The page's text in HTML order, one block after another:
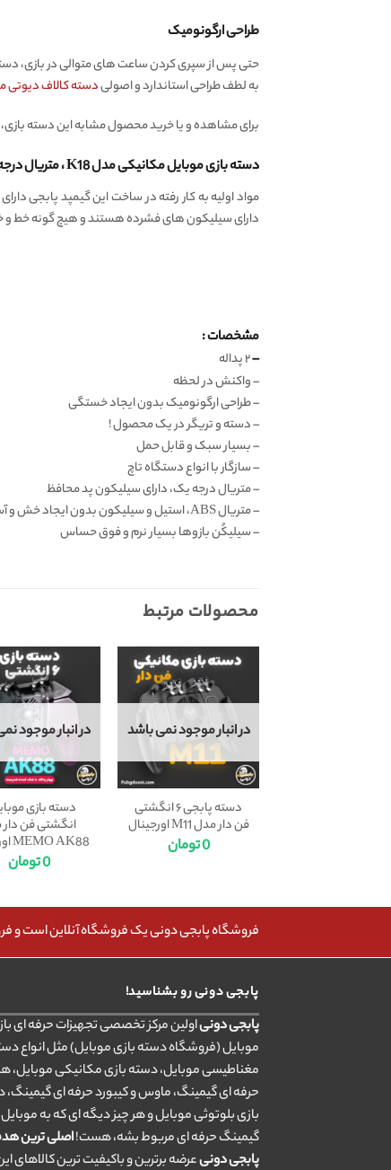
طراحی ارگونومیک
حتی پس از سپری کردن ساعت های متوالی در بازی،
به لطف طراحی استاندارد و اصولیدسته کالاف دیوتی
برای مشاهده و یا خرید محصول مشابه این دسته بازی،
دسته بازی موبایل مکانیکی مدل K18 ، متریال درجه یک
مواد اولیه به کار رفته در ساخت این گیمپد پابجی
دارای سیلیکون های فشرده هستند و هیچ گونه خط
مشخصات :
–۲ پداله
– واکنش در لحظه
– طراحی ارگونومیک بدون ایجاد خستگی
– دسته و تریگر در یک محصول !
– بسیار سبک و قابل حمل
– سازگار با انواع دستگاه تاچ
– متریال درجه یک، دارای سیلیکون پد محافظ
– متریال ABS، استیل و سیلیکون بدون ایجاد خش و آسیب
– سیلیکُن بازوها بسیار نرم و فوق حساس
محصولات مرتبط
در انبار موجود نمی باشد
دسته پابجی ۶ انگشتی
فن دار مدل M11 اورجینال
0تومان
در انبار موجود
انگشتی فن
MEMO AK88 اورجینال
0تومان
فروشگاه پابجی دونی یک فروشگاه آنلاین است و
پابجی دونی رو بشناسید!
پابجی دونیاولین مرکز تخصصی تجهیزات حرفه ای
موبایل (فروشگاه دسته بازی موبایل) مثل انواع
مغناطیسی موبایل، دسته بازی مکانیکی
حرفه ای گیمینگ، ماوس و کیبورد حرفه ای گیمینگ،
بازی بلوتوثی موبایل و هر چیز دیگه ای که به موبایل
گیمینگ حرفه ای مربوط بشه، هست!اصلی ترین
پابجی دونیعرضه برترین و باکیفیت ترین کالاهای